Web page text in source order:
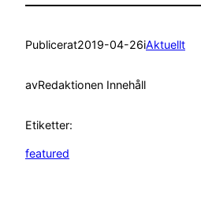
Publicerat2019-04-26iAktuellt
avRedaktionen Innehåll
Etiketter:
featured